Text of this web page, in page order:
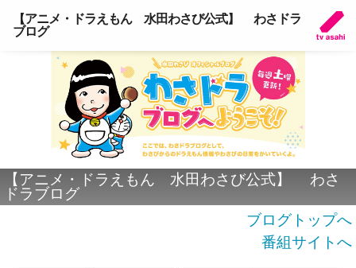
【アニメ・ドラえもん 水田わさび公式】 わさドラ
ブログ
【アニメ・ドラえもん 水田わさび公式】 わさ
ドラブログ
ブログトップへ
番組サイトへ